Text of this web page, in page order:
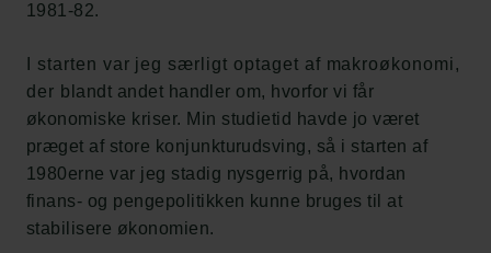
1981-82.
I starten var jeg særligt optaget af makroøkonomi,
der blandt andet handler om, hvorfor vi får
økonomiske kriser. Min studietid havde jo været
præget af store konjunkturudsving, så i starten af
1980erne var jeg stadig nysgerrig på, hvordan
finans- og pengepolitikken kunne bruges til at
stabilisere økonomien.